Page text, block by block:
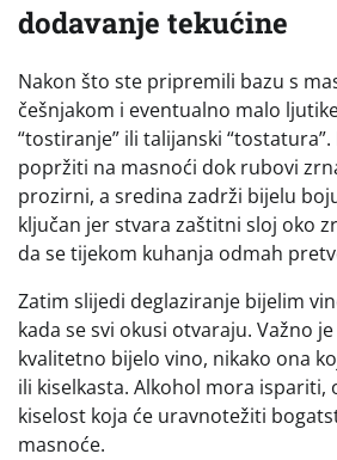
dodavanje tekućine
Nakon što ste pripremili bazu s
češnjakom i eventualno malo
“tostiranje” ili talijanski
popržiti na masnoći dok rubovi
prozirni, a sredina zadrži bijelu
ključan jer stvara zaštitni sloj oko
da se tijekom kuhanja odmah
Zatim slijedi deglaziranje bijelim
kada se svi okusi otvaraju. Važno
kvalitetno bijelo vino, nikako ona
ili kiselkasta. Alkohol mora ispariti,
kiselost koja će uravnotežiti
masnoće.